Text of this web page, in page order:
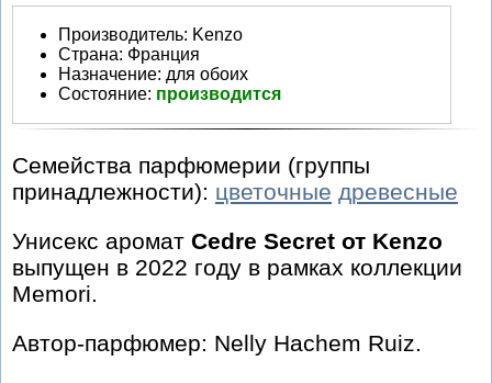
Производитель: Kenzo
Страна: Франция
Назначение: для обоих
Состояние: производится
Семейства парфюмерии (группы
принадлежности): цветочные древесные
Унисекс аромат Cedre Secret от Kenzo
выпущен в 2022 году в рамках коллекции
Memori.
Автор-парфюмер: Nelly Hachem Ruiz.